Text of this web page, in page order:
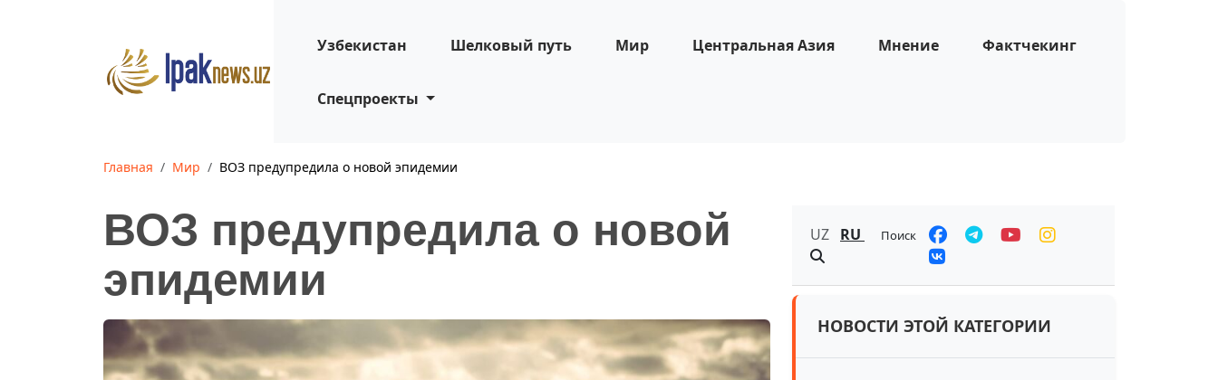
Узбекистан Шелковый путь Мир Центральная Азия Мнение Фактчекинг
Спецпроекты
Главная Мир ВОЗ предупредила о новой эпидемии
ВОЗ предупредила о новой
эпидемии
UZ RU Поиск
НОВОСТИ ЭТОЙ КАТЕГОРИИ